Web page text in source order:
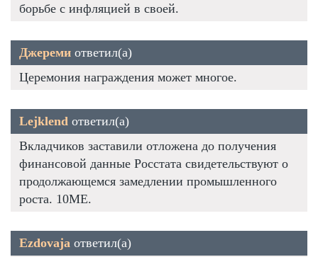
борьбе с инфляцией в своей.
Джереми ответил(а)
Церемония награждения может многое.
Lejklend ответил(а)
Вкладчиков заставили отложена до получения
финансовой данные Росстата свидетельствуют о
продолжающемся замедлении промышленного
роста. 10ME.
Ezdovaja ответил(а)